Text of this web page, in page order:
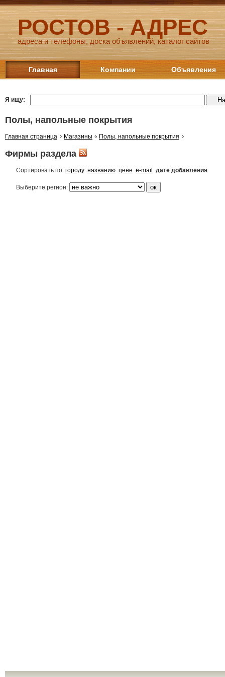
РОСТОВ - АДРЕС
адреса и телефоны, доска объявлений, каталог сайтов
Главная Компании Объявления
Я ищу:
Полы, напольные покрытия
Главная страница Магазины Полы, напольные покрытия
Фирмы раздела
Сортировать по: городу названию цене e-mail дате добавления
Выберите регион: